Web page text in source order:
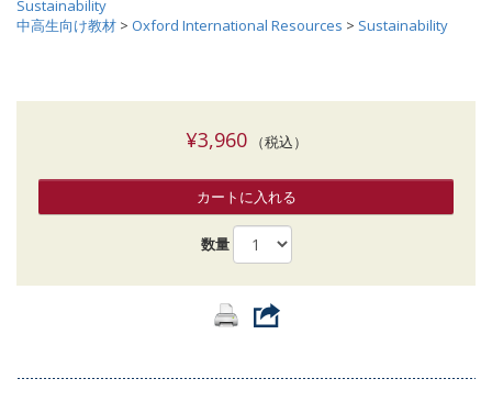
Sustainability
中高生向け教材 > Oxford International Resources > Sustainability
¥3,960（税込）
カートに入れる
数量